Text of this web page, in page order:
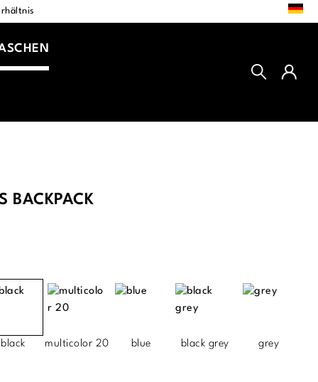
BACKPACK
black multicolor 20 blue black grey grey